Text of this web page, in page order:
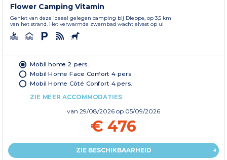
Flower Camping Vitamin
Geniet van deze ideaal gelegen camping bij Dieppe, op 3,5 km
van het strand. Het verwarmde zwembad wacht alvast op u!
Mobil home 2 pers.
Mobil Home Face Confort 4 pers.
Mobil Home Côté Confort 4 pers.
ZIE MEER ACCOMMODATIES
van 29/08/2026 op 05/09/2026
€ 476
ZIE BESCHIKBAARHEID